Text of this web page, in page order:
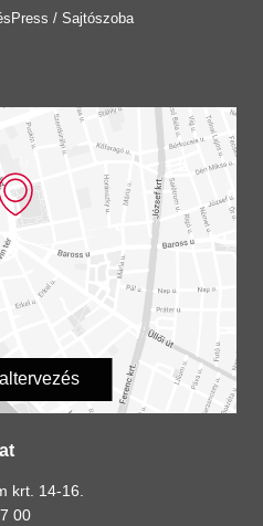
Press / Sajtószoba
krt. 14-16.
00